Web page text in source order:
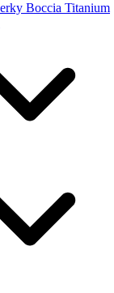
Boccia Titanium